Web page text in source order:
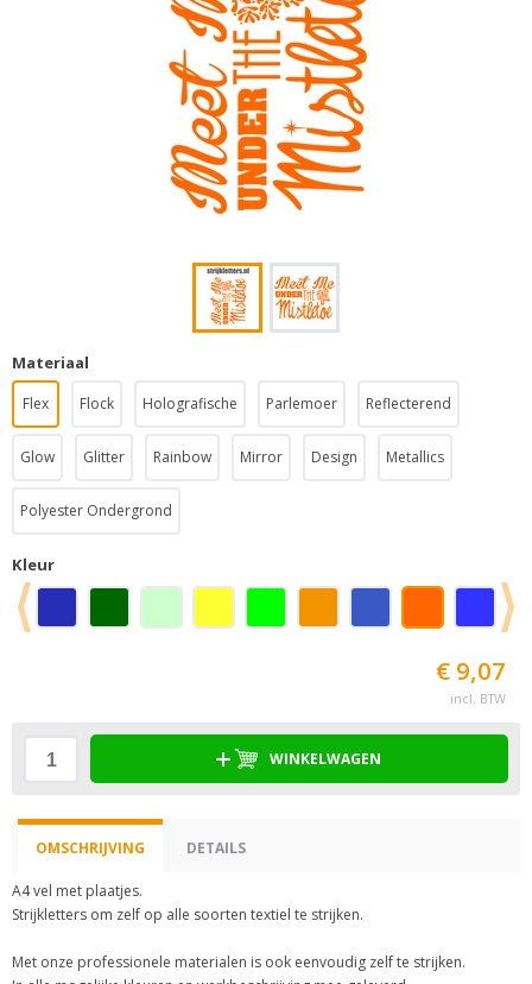
Materiaal
Flex Flock Holografische Parlemoer Reflecterend
Glow Glitter Rainbow Mirror Design Metallics
Polyester Ondergrond
Kleur
€ 9,07
incl. BTW
WINKELWAGEN
OMSCHRIJVING DETAILS
A4 vel met plaatjes.
Strijkletters om zelf op alle soorten textiel te strijken.
Met onze professionele materialen is ook eenvoudig zelf te strijken.